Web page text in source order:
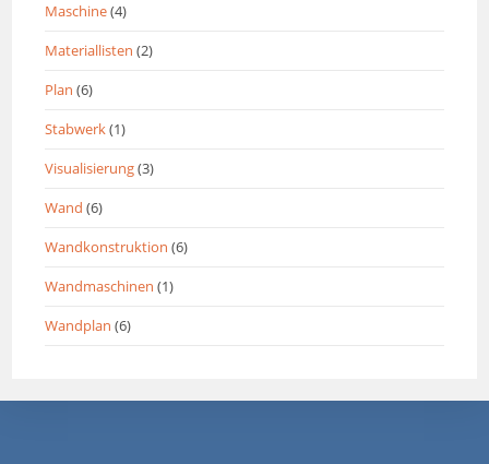
Maschine(4)
Materiallisten (2)
Plan (6)
Stabwerk(1)
Visualisierung(3)
Wand (6)
Wandkonstruktion (6)
Wandmaschinen (1)
Wandplan (6)